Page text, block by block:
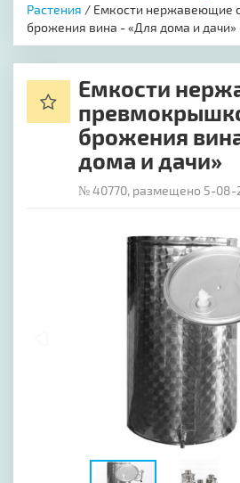
Растения / Емкости нержавеющие
брожения вина - «Для дома и дачи»
Емкости
брожения
дома и дачи»
№ 40770, размещено 5-08-